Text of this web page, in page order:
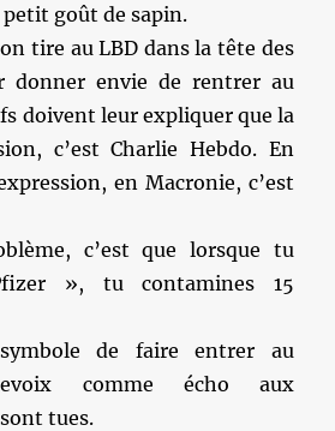
goût de sapin.
tire au LBD dans la tête des
donner envie de rentrer au
doivent leur expliquer que la
c’est Charlie Hebdo. En
en Macronie, c’est
c’est que lorsque tu
», tu contamines 15
de faire entrer au
comme écho aux
tues.